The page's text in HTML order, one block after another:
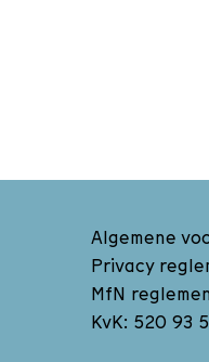
Algemene
Privacy
MfN
KvK: 520 93